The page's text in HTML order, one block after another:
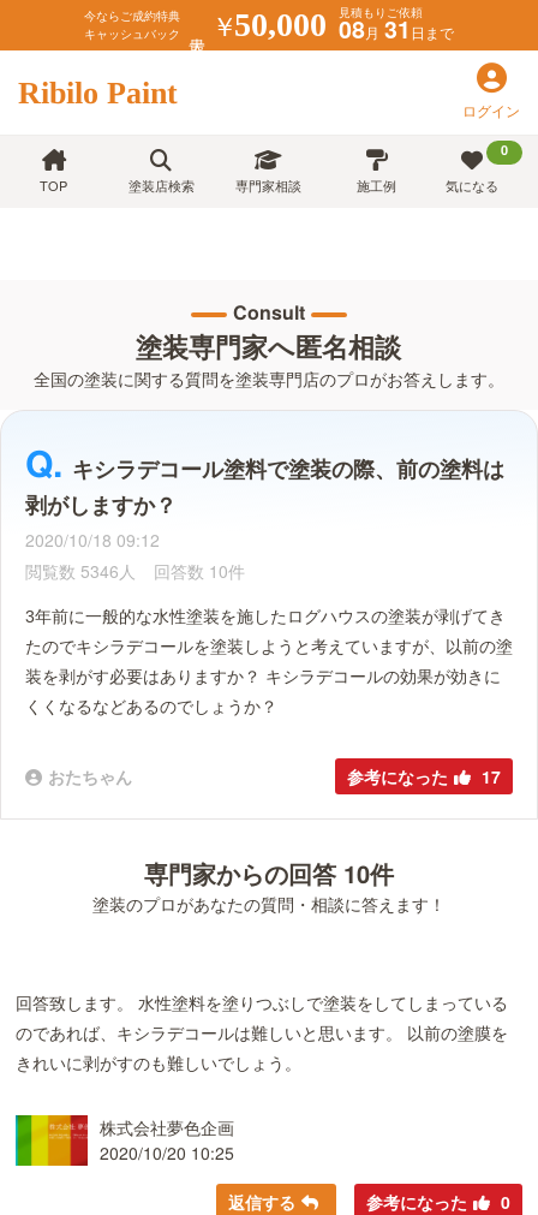
今ならご成約特典
キャッシュバック
￥50,000 見積もりご依頼
08月 31日まで
Ribilo Paint ログイン
TOP 塗装店検索 専門家相談 施工例
0
気になる
Consult
塗装専門家へ匿名相談
全国の塗装に関する質問を塗装専門店のプロがお答えします。
キシラデコール塗料で塗装の際、前の塗料は
剥がしますか？
2020/10/18 09:12
閲覧数 5346人 回答数 10件
3年前に一般的な水性塗装を施したログハウスの塗装が剥げてき
たのでキシラデコールを塗装しようと考えていますが、以前の塗
装を剥がす必要はありますか？ キシラデコールの効果が効きに
くくなるなどあるのでしょうか？
おたちゃん 参考になった 17
専門家からの回答 10件
塗装のプロがあなたの質問・相談に答えます！
回答致します。 水性塗料を塗りつぶしで塗装をしてしまっている
のであれば、キシラデコールは難しいと思います。 以前の塗膜を
きれいに剥がすのも難しいでしょう。
株式会社夢色企画
2020/10/20 10:25
返信する 参考になった 0